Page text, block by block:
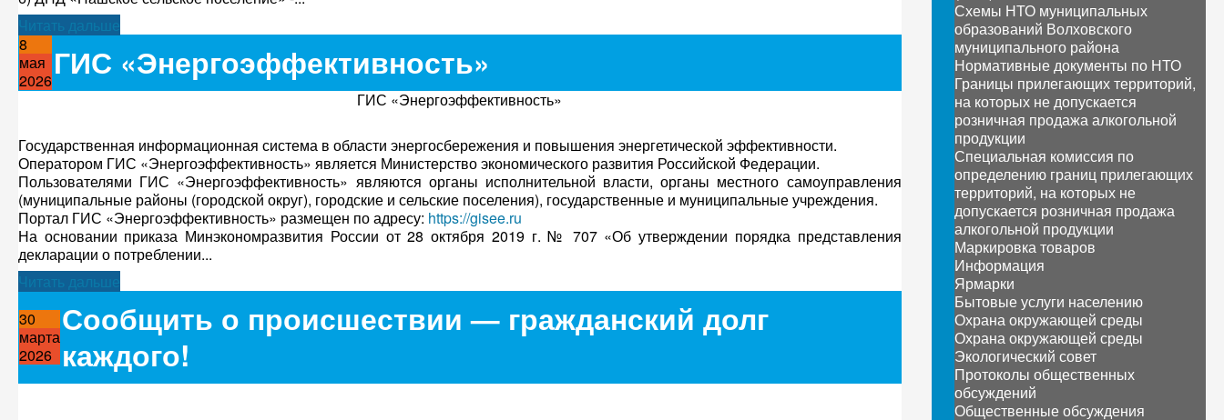
Читать дальше
8
мая
2026ГИС «Энергоэффективность»
ГИС «Энергоэффективность»
Государственная информационная система в области энергосбережения и повышения энергетической эффективности.
Оператором ГИС «Энергоэффективность» является Министерство экономического развития Российской Федерации.
Пользователями ГИС «Энергоэффективность» являются органы исполнительной власти, органы местного самоуправления
(муниципальные районы (городской округ), городские и сельские поселения), государственные и муниципальные учреждения.
Портал ГИС «Энергоэффективность» размещен по адресу: https://gisee.ru
На основании приказа Минэкономразвития России от 28 октября 2019 г. № 707 «Об утверждении порядка представления
декларации о потреблении...
Читать дальше
30
марта
2026
Сообщить о происшествии — гражданский долг
каждого!
Схемы НТО муниципальных
образований Волховского
муниципального района
Нормативные документы по НТО
Границы прилегающих территорий,
на которых не допускается
розничная продажа алкогольной
продукции
Специальная комиссия по
определению границ прилегающих
территорий, на которых не
допускается розничная продажа
алкогольной продукции
Маркировка товаров
Информация
Ярмарки
Бытовые услуги населению
Охрана окружающей среды
Охрана окружающей среды
Экологический совет
Протоколы общественных
обсуждений
Общественные обсуждения